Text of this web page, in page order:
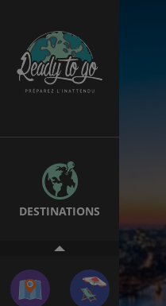
DESTINATIONS
ÉTUDES
EMPLOIS &
STAGES